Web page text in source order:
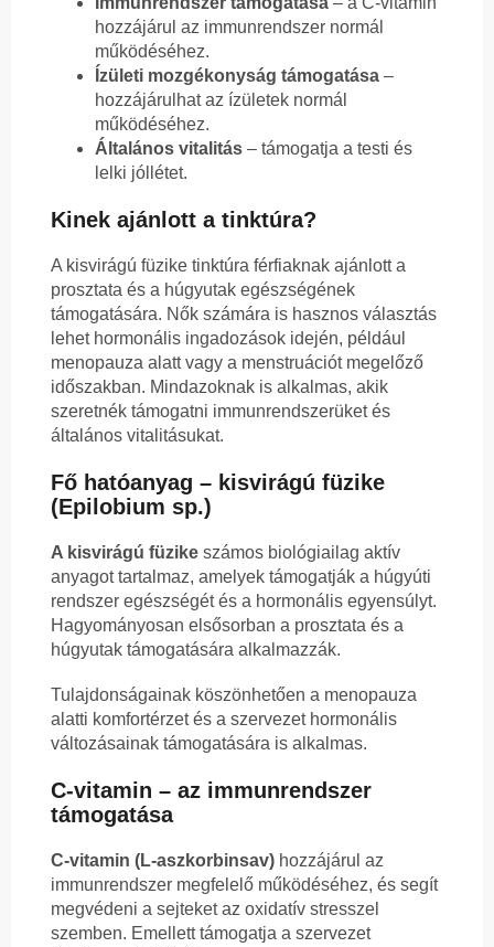
hozzájárul az immunrendszer normál
működéséhez.
Ízületi mozgékonyság támogatása –
hozzájárulhat az ízületek normál
működéséhez.
Általános vitalitás – támogatja a testi és
lelki jóllétet.
Kinek ajánlott a tinktúra?
A kisvirágú füzike tinktúra férfiaknak ajánlott a
prosztata és a húgyutak egészségének
támogatására. Nők számára is hasznos választás
lehet hormonális ingadozások idején, például
menopauza alatt vagy a menstruációt megelőző
időszakban. Mindazoknak is alkalmas, akik
szeretnék támogatni immunrendszerüket és
általános vitalitásukat.
Fő hatóanyag – kisvirágú füzike
(Epilobium sp.)
A kisvirágú füzike számos biológiailag aktív
anyagot tartalmaz, amelyek támogatják a húgyúti
rendszer egészségét és a hormonális egyensúlyt.
Hagyományosan elsősorban a prosztata és a
húgyutak támogatására alkalmazzák.
Tulajdonságainak köszönhetően a menopauza
alatti komfortérzet és a szervezet hormonális
változásainak támogatására is alkalmas.
C-vitamin – az immunrendszer
támogatása
C-vitamin (L-aszkorbinsav) hozzájárul az
immunrendszer megfelelő működéséhez, és segít
megvédeni a sejteket az oxidatív stresszel
szemben. Emellett támogatja a szervezet